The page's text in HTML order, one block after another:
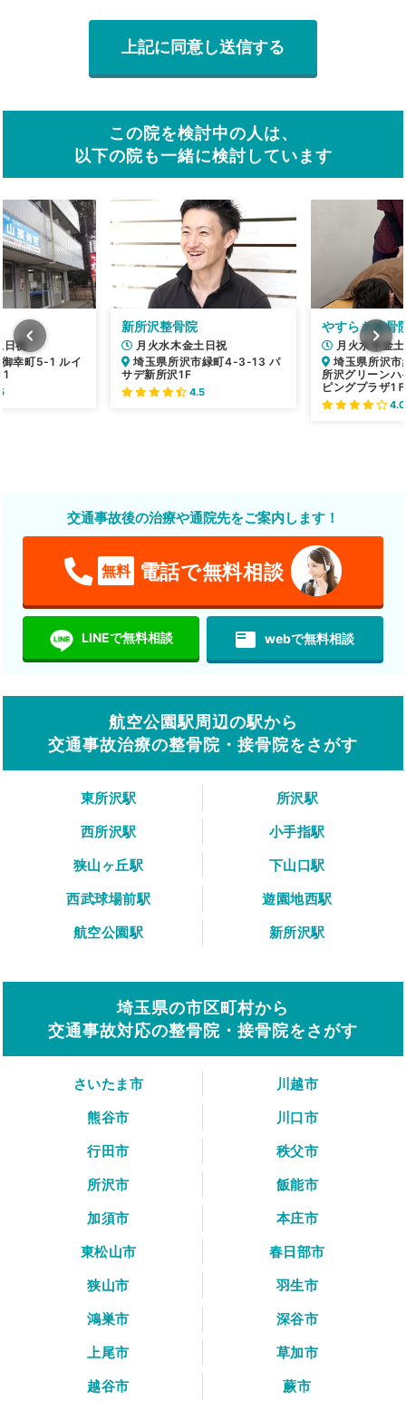
この院を検討中の人は、
以下の院も一緒に検討しています
新所沢整骨院
月火水木金土日祝
埼玉県所沢市緑町4-3-13 パ
サデ新所沢1F
4.5
やすらぎ接骨
月火水木金
埼玉県所沢
所沢グリーンハ
ピングプラザ1
4.0
祝
幸町5-1 ルイ
交通事故後の治療や通院先をご案内します！
無料 電話で無料相談
LINEで無料相談 featured_play_list webで無料相談
航空公園駅周辺の駅から
交通事故治療の整骨院・接骨院をさがす
東所沢駅
所沢駅
西所沢駅
小手指駅
狭山ヶ丘駅
下山口駅
西武球場前駅
遊園地西駅
航空公園駅
新所沢駅
埼玉県の市区町村から
交通事故対応の整骨院・接骨院をさがす
さいたま市
川越市
熊谷市
川口市
行田市
秩父市
所沢市
飯能市
加須市
本庄市
東松山市
春日部市
狭山市
羽生市
鴻巣市
深谷市
上尾市
草加市
越谷市
蕨市